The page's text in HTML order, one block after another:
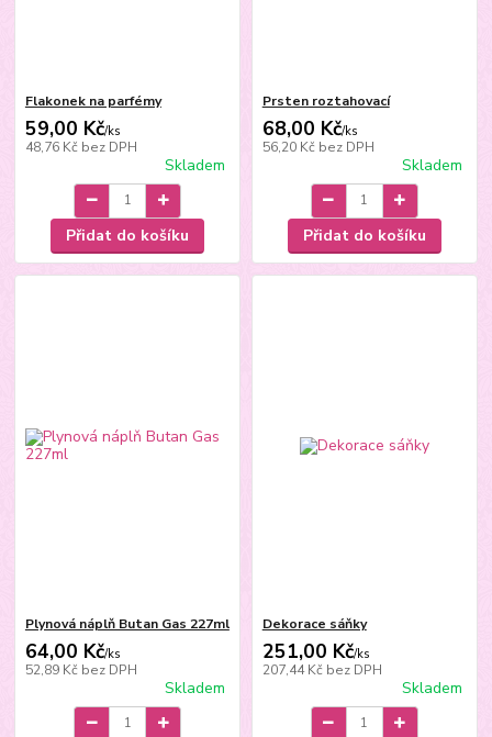
Flakonek na parfémy
59,00 Kč/ks
48,76 Kč bez DPH
Skladem
Přidat do košíku
Prsten roztahovací
68,00 Kč/ks
56,20 Kč bez DPH
Skladem
Přidat do košíku
Plynová náplň Butan Gas 227ml
64,00 Kč/ks
52,89 Kč bez DPH
Skladem
Dekorace sáňky
251,00 Kč/ks
207,44 Kč bez DPH
Skladem